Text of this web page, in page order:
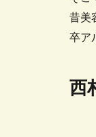
昔美
卒ア
西